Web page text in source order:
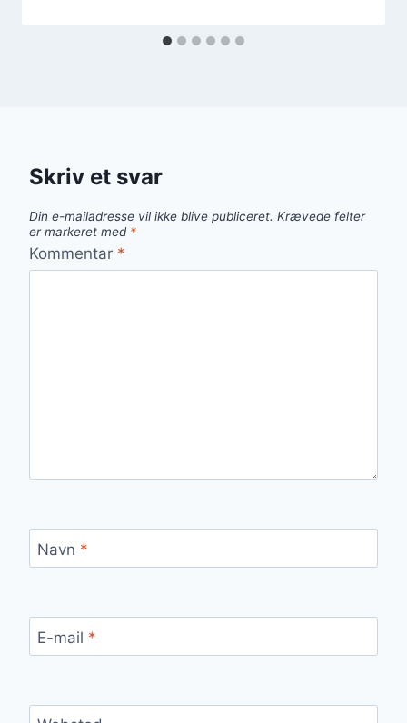
Skriv et svar
Din e-mailadresse vil ikke blive publiceret. Krævede felter
er markeret med *
Kommentar *
Navn *
E-mail *